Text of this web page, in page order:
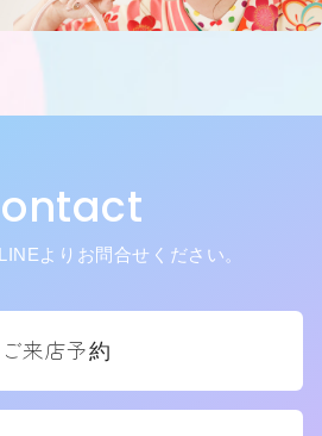
よりお問合せください。
ご来店予約